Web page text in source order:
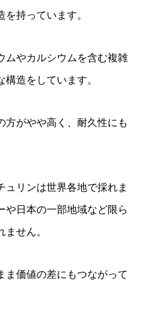
持っています。
ムやカルシウムを含む複雑
造をしています。
方がやや高く、耐久性にも
ュリンは世界各地で採れま
や日本の一部地域など限ら
せん。
ま価値の差にもつながって